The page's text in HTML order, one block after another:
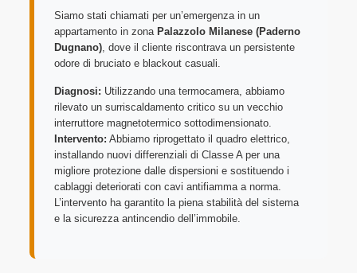
Siamo stati chiamati per un’emergenza in un
appartamento in zona Palazzolo Milanese (Paderno
Dugnano), dove il cliente riscontrava un persistente
odore di bruciato e blackout casuali.
Diagnosi: Utilizzando una termocamera, abbiamo
rilevato un surriscaldamento critico su un vecchio
interruttore magnetotermico sottodimensionato.
Intervento: Abbiamo riprogettato il quadro elettrico,
installando nuovi differenziali di Classe A per una
migliore protezione dalle dispersioni e sostituendo i
cablaggi deteriorati con cavi antifiamma a norma.
L’intervento ha garantito la piena stabilità del sistema
e la sicurezza antincendio dell’immobile.